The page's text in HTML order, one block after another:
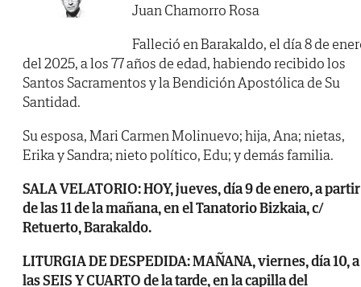
Juan Chamorro Rosa
Falleció en Barakaldo, el día 8 de
del 2025, a los 77 años de edad, habiendo recibido los
Santos Sacramentos y la Bendición Apostólica de Su
Santidad.
Su esposa, Mari Carmen Molinuevo; hija, Ana; nietas,
Erika y Sandra; nieto político, Edu; y demás familia.
SALA VELATORIO: HOY, jueves, día 9 de enero, a partir
de las 11 de la mañana, en el Tanatorio Bizkaia, c/
Retuerto, Barakaldo.
LITURGIA DE DESPEDIDA: MAÑANA, viernes, día 10, a
las SEIS Y CUARTO de la tarde, en la capilla del